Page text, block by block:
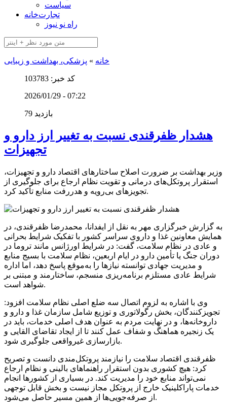
سیاست
تجارت‌خانه
راه نو نیوز
خانه » پزشکی، بهداشت و زیبایی
کد خبر: 103783
2026/01/29 - 07:22
79 بازدید
هشدار ظفرقندی نسبت به تغییر ارز دارو و
تجهیزات
وزیر بهداشت بر ضرورت اصلاح ساختارهای اقتصاد دارو و تجهیزات،
استقرار پروتکل‌های درمانی و تقویت نظام ارجاع برای جلوگیری از
تجویزهای بی‌رویه و هدررفت منابع تأکید کرد.
به گزارش خبرگزاری مهر به نقل از ایفدانا، محمدرضا ظفرقندی، در
همایش معاونین غذا و داروی سراسر کشور با تفکیک شرایط بحرانی
و عادی در نظام سلامت، گفت: در شرایط اورژانس مانند تروما در
دوران جنگ یا تأمین دارو در ایام اربعین، نظام سلامت با بسیج منابع
و مدیریت جهادی توانسته نیازها را به‌موقع پاسخ دهد، اما اداره
شرایط عادی مستلزم برنامه‌ریزی منسجم، ساختارمند و مبتنی بر
شواهد است.
وی با اشاره به لزوم اتصال سه ضلع اصلی نظام سلامت افزود:
تجویزکنندگان، بخش رگولاتوری و توزیع شامل سازمان غذا و دارو و
داروخانه‌ها، و در نهایت مردم به عنوان هدف اصلی خدمات، باید در
یک زنجیره هماهنگ و شفاف عمل کنند تا از ایجاد تقاضای القایی و
بازارسازی غیرواقعی جلوگیری شود.
ظفرقندی اقتصاد سلامت را نیازمند پروتکل‌مندی دانست و تصریح
کرد: هیچ کشوری بدون استقرار راهنماهای بالینی و نظام ارجاع
نمی‌تواند منابع خود را مدیریت کند. در بسیاری از کشورها انجام
خدمات پاراکلینیک خارج از پروتکل مجاز نیست و بخش قابل توجهی
از صرفه‌جویی‌ها از همین مسیر حاصل می‌شود.